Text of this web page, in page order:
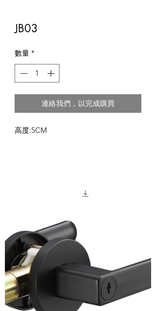
JB03
數量 *
連絡我們，以完成購買
高度:5CM